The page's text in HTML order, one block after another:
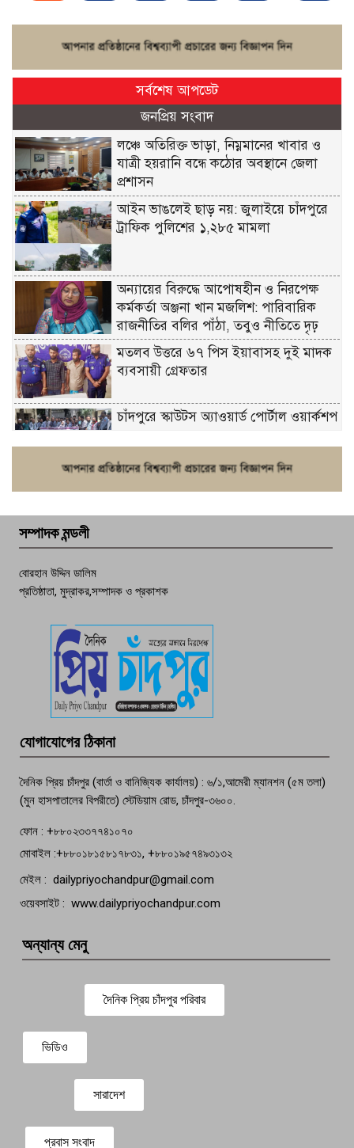
সর্বশেষ আপডেট
জনপ্রিয় সংবাদ
লঞ্চে অতিরিক্ত ভাড়া, নিম্নমানের খাবার ও
যাত্রী হয়রানি বন্ধে কঠোর অবস্থানে জেলা
প্রশাসন
আইন ভাঙলেই ছাড় নয়: জুলাইয়ে চাঁদপুরে
ট্রাফিক পুলিশের ১,২৮৫ মামলা
অন্যায়ের বিরুদ্ধে আপোষহীন ও নিরপেক্ষ
কর্মকর্তা অঞ্জনা খান মজলিশ: পারিবারিক
রাজনীতির বলির পাঁঠা, তবুও নীতিতে দৃঢ়
মতলব উত্তরে ৬৭ পিস ইয়াবাসহ দুই মাদক
ব্যবসায়ী গ্রেফতার
চাঁদপুরে স্কাউটস অ্যাওয়ার্ড পোর্টাল ওয়ার্কশপ
পচা দুর্গন্ধে ৯৯৯-এ ফোন, ফরিদগঞ্জে
তরুণের অর্ধগলিত লাশ উদ্ধার
বেঁচে নেই, বিভিন্ন সংগঠনের শোক
সম্পাদক মন্ডলী
বোরহান উদ্দিন ডালিম
প্রতিষ্ঠাতা, মুদ্রাকর,সম্পাদক ও প্রকাশক
যোগাযোগের ঠিকানা
দৈনিক প্রিয় চাঁদপুর (বার্তা ও বানিজ্যিক কার্যালয়) : ৬/১,আমেরী ম্যানশন (৫ম তলা)
(মুন হাসপাতালের বিপরীতে) স্টেডিয়াম রোড, চাঁদপুর-৩৬০০.
ফোন : +৮৮০২৩৩৭৭৪১০৭০
মোবাইল :+৮৮০১৮১৫৮১৭৮৩১, +৮৮০১৯৫৭৪৯৩১৩২
মেইল : dailypriyochandpur@gmail.com
ওয়েবসাইট : www.dailypriyochandpur.com
অন্যান্য মেনু
দৈনিক প্রিয় চাঁদপুর পরিবার
ভিডিও
সারাদেশ
প্রবাস সংবাদ